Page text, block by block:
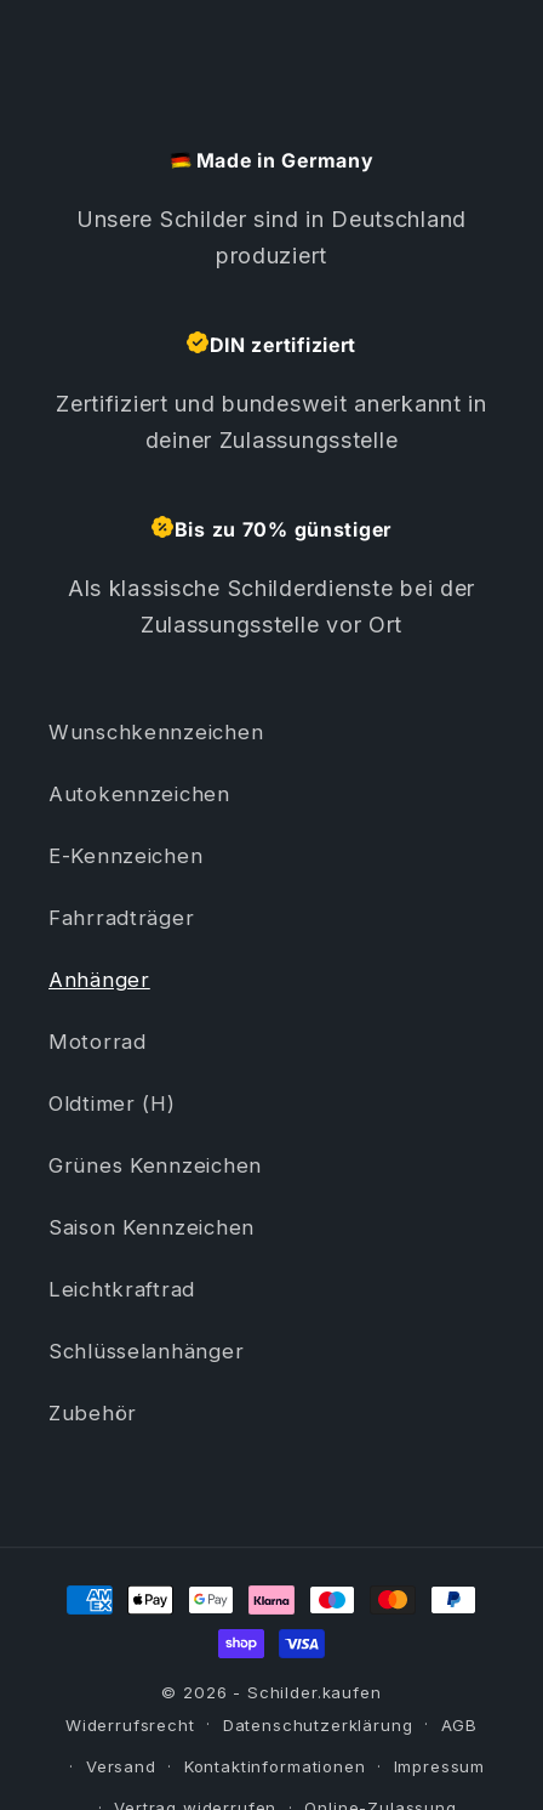
Made in Germany
Unsere Schilder sind in Deutschland
produziert
DIN zertifiziert
Zertifiziert und bundesweit anerkannt in
deiner Zulassungsstelle
Bis zu 70% günstiger
Als klassische Schilderdienste bei der
Zulassungsstelle vor Ort
Wunschkennzeichen
Autokennzeichen
E-Kennzeichen
Fahrradträger
Anhänger
Motorrad
Oldtimer (H)
Grünes Kennzeichen
Saison Kennzeichen
Leichtkraftrad
Schlüsselanhänger
Zubehör
Zahlungsmethoden
© 2026 - Schilder.kaufen
Widerrufsrecht
Datenschutzerklärung AGB
Versand Kontaktinformationen Impressum